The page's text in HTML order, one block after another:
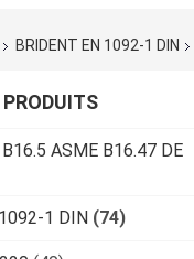
BRIDENT EN 1092-1 DIN
ASME B16.47 DE
1 DIN (74)